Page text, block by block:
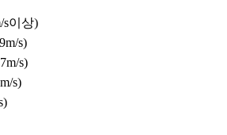
s이상)
s)
s)
s)